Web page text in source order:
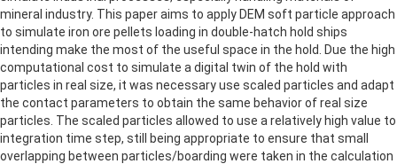
mineral industry. This paper aims to apply DEM soft particle approach
to simulate iron ore pellets loading in double-hatch hold ships
intending make the most of the useful space in the hold. Due the high
computational cost to simulate a digital twin of the hold with
particles in real size, it was necessary use scaled particles and adapt
the contact parameters to obtain the same behavior of real size
particles. The scaled particles allowed to use a relatively high value to
integration time step, still being appropriate to ensure that small
overlapping between particles/boarding were taken in the calculation